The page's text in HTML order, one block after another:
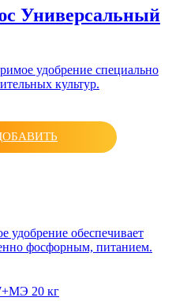
Универсальный
удобрение специально
культур.
удобрение обеспечивает
фосфорным, питанием.
20 кг